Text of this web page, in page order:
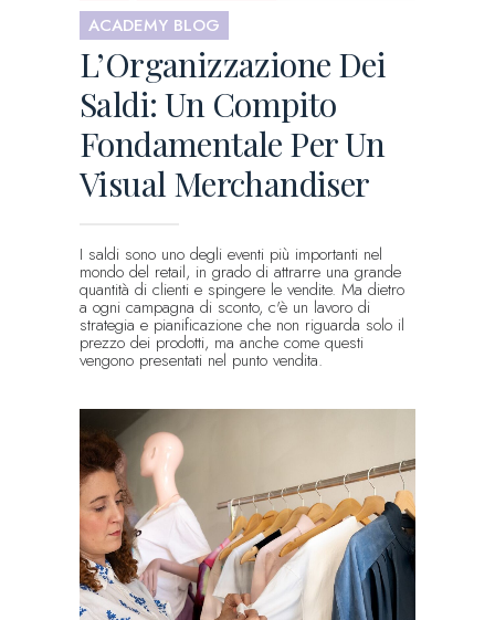
ACADEMY BLOG
L’Organizzazione Dei
Saldi: Un Compito
Fondamentale Per Un
Visual Merchandiser
I saldi sono uno degli eventi più importanti nel
mondo del retail, in grado di attrarre una grande
quantità di clienti e spingere le vendite. Ma dietro
a ogni campagna di sconto, c'è un lavoro di
strategia e pianificazione che non riguarda solo il
prezzo dei prodotti, ma anche come questi
vengono presentati nel punto vendita.